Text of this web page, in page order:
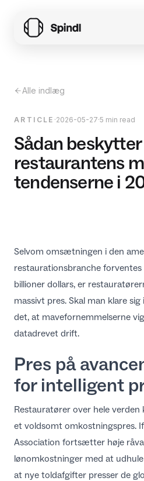
DA
Alle indlæg
ARTICLE ·2026-05-27·5 min read
Sådan
restaurantens
tendenserne i
Selvom omsætningen i den
restaurationsbranche forventes
billioner dollars, er
massivt pres. Skal man klare
det, at mavefornemmelserne
datadrevet drift.
Pres på
for intelligent
Restauratører over hele
et voldsomt omkostningspres.
Association fortsætter høje
lønomkostninger med at
at nye toldafgifter presser de